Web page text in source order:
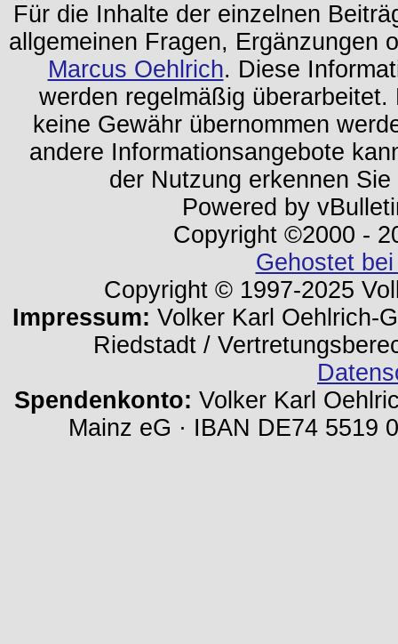
Für die Inhalte der einzelnen
allgemeinen Fragen, Ergänzungen
Marcus Oehlrich. Diese
werden regelmäßig
keine Gewähr übernommen
andere Informationsangebote
der Nutzung erkennen
Powered by
Copyright ©2000 -
Gehostet
Copyright © 1997-2025
Impressum: Volker Karl Oehlrich-
Riedstadt /
Spendenkonto: Volker Karl
Mainz eG · IBAN DE74 5519